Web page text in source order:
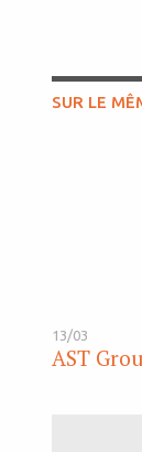
SUR LE
13/03
AST